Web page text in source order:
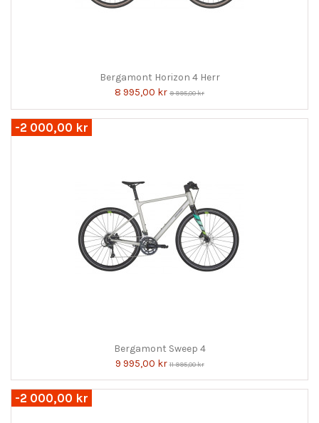
Bergamont Horizon 4 Herr
8 995,00 kr 9 995,00 kr
-2 000,00 kr
Bergamont Sweep 4
9 995,00 kr11 995,00 kr
-2 000,00 kr